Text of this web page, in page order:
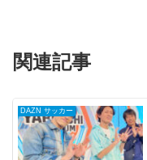
関連記事
DAZN サッカー